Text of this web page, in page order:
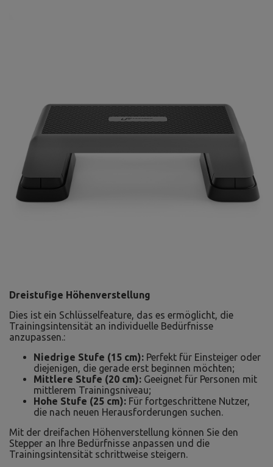
Dreistufige Höhenverstellung
Dies ist ein Schlüsselfeature, das es ermöglicht, die
Trainingsintensität an individuelle Bedürfnisse
anzupassen.:
Niedrige Stufe (15 cm): Perfekt für Einsteiger oder
diejenigen, die gerade erst beginnen möchten;
Mittlere Stufe (20 cm): Geeignet für Personen mit
mittlerem Trainingsniveau;
Hohe Stufe (25 cm): Für fortgeschrittene Nutzer,
die nach neuen Herausforderungen suchen.
Mit der dreifachen Höhenverstellung können Sie den
Stepper an Ihre Bedürfnisse anpassen und die
Trainingsintensität schrittweise steigern.